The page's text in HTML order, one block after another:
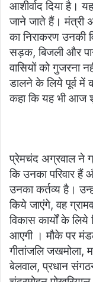
आशीर्वाद दिया है।
जाने जाते हैं। मंत्री
का निराकरण उनकी
सड़क, बिजली और
वासियों को गुजरना
डालने के लिये पूर्व में
कहा कि यह भी आज
प्रेमचंद अग्रवाल ने
कि उनका परिवार हैं
उनका कर्तव्य है।
किये जाएंगे, वह
विकास कार्यों के
आएगी । मौके पर
गीतांजलि जखमोला,
बेलवाल, प्रधान